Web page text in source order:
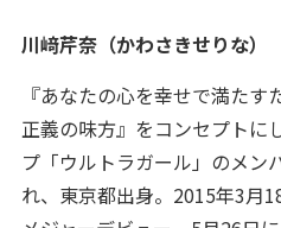
川﨑芹奈（かわさきせりな）
『あなたの心を幸せで満た
正義の味方』をコンセプトに
プ「ウルトラガール」のメン
れ、東京都出身。2015年3月